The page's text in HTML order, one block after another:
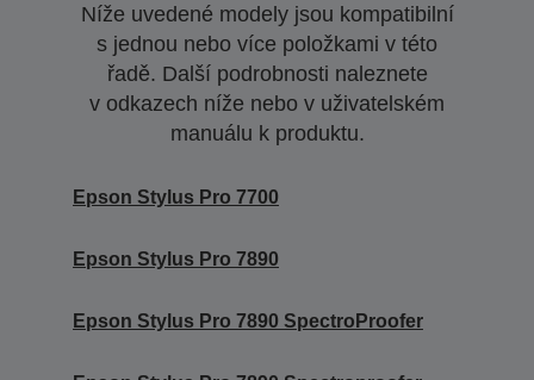
Níže uvedené modely jsou kompatibilní
s jednou nebo více položkami v této
řadě. Další podrobnosti naleznete
v odkazech níže nebo v uživatelském
manuálu k produktu.
Epson Stylus Pro 7700
Epson Stylus Pro 7890
Epson Stylus Pro 7890 SpectroProofer